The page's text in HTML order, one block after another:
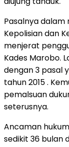
Pasalnya
Kepolisian dan
menjerat
Kades Marobo.
dengan 3 pasal
tahun 2015 .
pemalsuan
seterusnya.
Ancaman
sedikit 36 bulan